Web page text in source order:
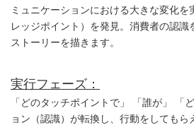
ミュニケーションにおける大きな変化を
レッジポイント）を発見。消費者の認識
ストーリーを描きます。
実行フェーズ：
「どのタッチポイントで」 「誰が」 「
ョン（認識）が転換し、行動をしてもら